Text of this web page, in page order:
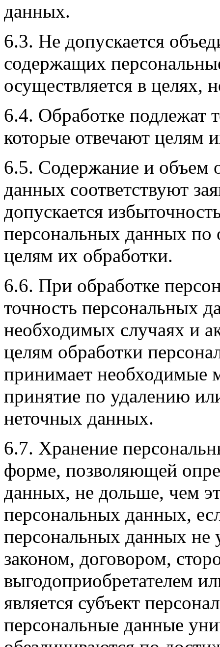
данных.
6.3. Не допускается
содержащих
осуществляется в
6.4. Обработке подлежат
которые отвечают целям
6.5. Содержание и объем
данных соответствуют
допускается
персональных данных
целям их обработки.
6.6. При обработке
точность персональных
необходимых случаях и
целям обработки
принимает необходимые
принятие по удалению
неточных данных.
6.7. Хранение
форме, позволяющей
данных, не дольше, чем
персональных данных,
персональных данных не
законом, договором,
выгодоприобретателем
является субъект
персональные данные